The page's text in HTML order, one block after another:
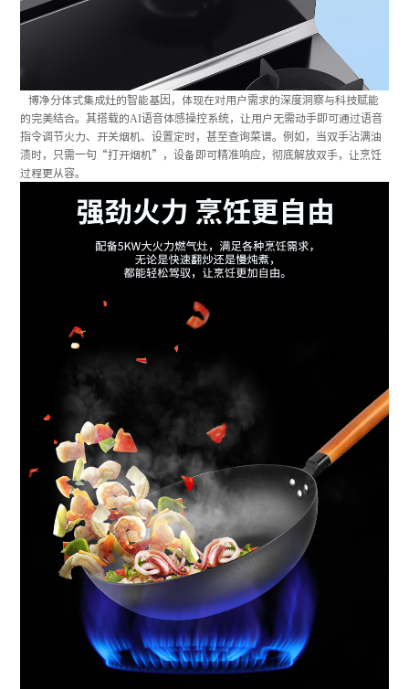
博净分体式集成灶的智能基因，体现在对用户需求的深度洞察与科技赋能
的完美结合。其搭载的AI语音体感操控系统，让用户无需动手即可通过语音
指令调节火力、开关烟机、设置定时，甚至查询菜谱。例如，当双手沾满油
渍时，只需一句“打开烟机”，设备即可精准响应，彻底解放双手，让烹饪
过程更从容。